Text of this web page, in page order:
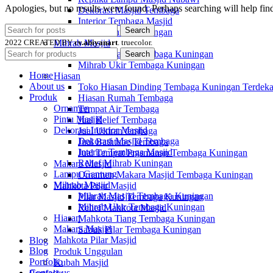
Dekorasi Masjid Tembaga
Interior Tembaga Masjid
Relief Mihrab Kuningan
Mihrab Masjid
Mihrab Masjid Tembaga Kuningan
Mihrab Ukir Tembaga Kuningan
Hiasan
Toko Hiasan Dinding Tembaga Kuningan
Hiasan Rumah Tembaga
Tempat Air Tembaga
Jual Relief Tembaga
Jual Ukiran tembaga
Jual Bathtube Tembaga
Jual Tempat Prasmanan Tembaga Kuningan
Makara Masjid
Ornamen Makara Masjid Tembaga Kuningan
Mahkota Pilar Masjid
Pilar Masjid Tembaga Kuningan
Relief Mahkota Masjid
Mahkota Tiang Tembaga Kuningan
Sabuk Pilar Tembaga Kuningan
Blog
Produk Unggulan
Kubah Masjid
Apologies, but no results were found. Perhaps searching will help
Search
2022 CREATED BYcv.abiyanart . truecolor.
Search
Home
About us
Produk
Ornamen
Pintu Masjid
Dekorasi Interior Masjid
Dekorasi Masjid Tembaga
Interior Tembaga Masjid
Relief Mihrab Kuningan
Lampu Gantung
Mihrab Masjid
Mihrab Masjid Tembaga Kuningan
Mihrab Ukir Tembaga Kuningan
Hiasan
Makara Masjid
Mahkota Pilar Masjid
Blog
Portfolio